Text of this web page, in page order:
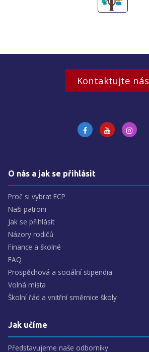
Kontaktujte nás
O nás a jak se přihlásit
Proč si vybrat ECP
Naši patroni
Jak se přihlásit
Názory rodičů
Finance a školné
FAQ
Prospěchová a sociální stipendia
Volná místa
Školní řád a vnitřní směrnice školy
Jak učíme
Představujeme naše odborníky